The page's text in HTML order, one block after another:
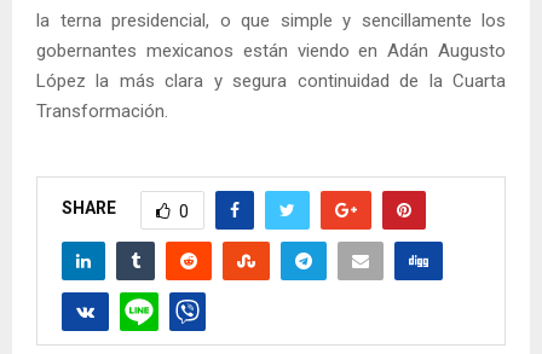
la terna presidencial, o que simple y sencillamente los
gobernantes mexicanos están viendo en Adán Augusto
López la más clara y segura continuidad de la Cuarta
Transformación.
SHARE 0